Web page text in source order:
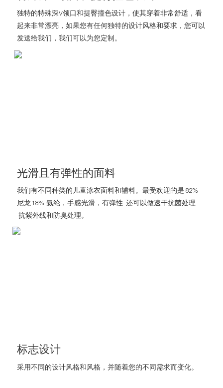
独特的特殊深V领口和提臀撞色设计，使其穿着非常舒适，看
起来非常漂亮，如果您有任何独特的设计风格和要求，您可以
发送给我们，我们可以为您定制。
光滑且有弹性的面料
我们有不同种类的儿童泳衣面料和辅料。最受欢迎的是 82%
尼龙 18% 氨纶，手感光滑，有弹性 还可以做速干抗菌处理
抗紫外线和防臭处理。
标志设计
采用不同的设计风格和风格，并随着您的不同需求而变化。